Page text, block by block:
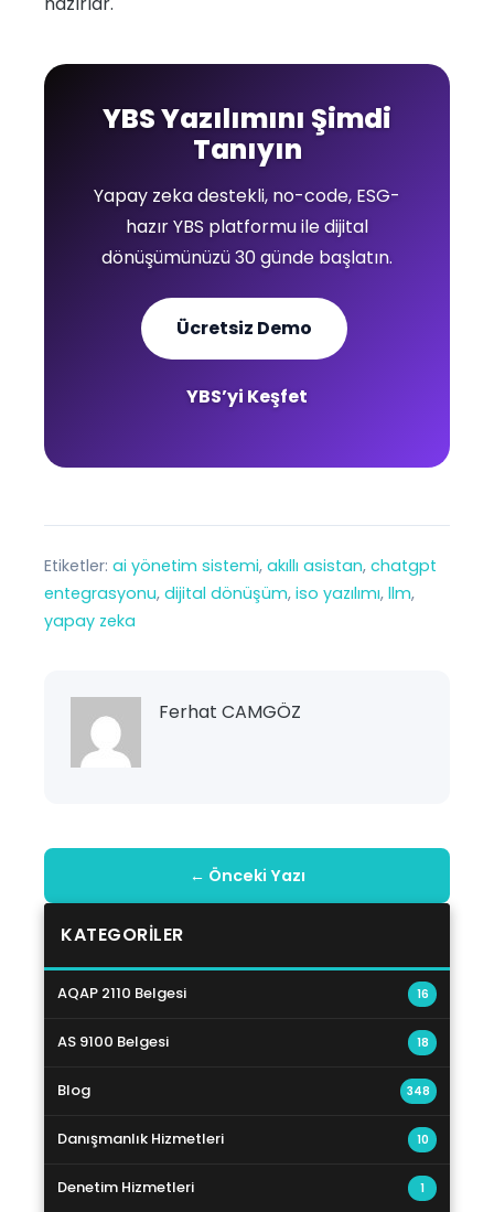
YBS Yazılımını Şimdi
Tanıyın
Yapay zeka destekli, no-code, ESG-
hazır YBS platformu ile dijital
dönüşümünüzü 30 günde başlatın.
Ücretsiz Demo
YBS’yi Keşfet
Etiketler: ai yönetim sistemi, akıllı asistan, chatgpt
entegrasyonu, dijital dönüşüm, iso yazılımı, llm
yapay zeka
Ferhat CAMGÖZ
← Önceki Yazı
KATEGORILER
AQAP 2110 Belgesi 16
AS 9100 Belgesi 18
Blog 348
Danışmanlık Hizmetleri 10
Denetim Hizmetleri 1